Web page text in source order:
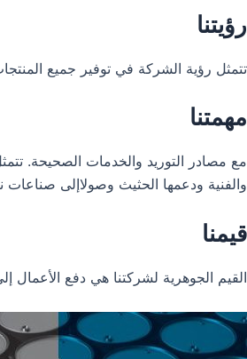
رؤيتنا
تتمثل رؤية الشركة في توفير جميع
مهمتنا
مع مصادر التوريد والخدمات الصحيحة.
والفنية ودعمها الحثيث وصولاإلى
قيمنا
القيم الجوهرية لشركتنا هي دفع الأعمال